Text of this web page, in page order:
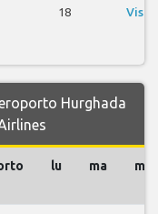
18
Hurghada
lu ma me